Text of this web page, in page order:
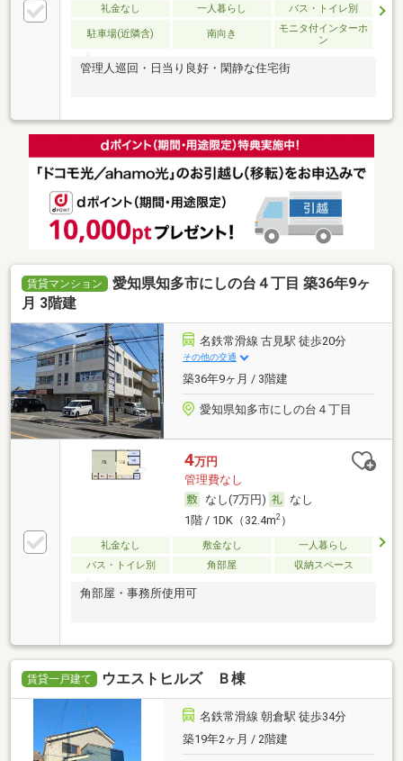
礼金なし 一人暮らし バス・トイレ別
駐車場(近隣含) 南向き
モニタ付インターホ
ン
管理人巡回・日当り良好・閑静な住宅街
賃貸マンション
愛知県知多市にしの台４丁目 築36年9ヶ
月 3階建
名鉄常滑線 古見駅 徒歩20分
その他の交通
築36年9ヶ月 / 3階建
愛知県知多市にしの台４丁目
4万円
管理費なし
なし(7万円)
なし
1階 / 1DK（32.4m2）
礼金なし 敷金なし
一人暮らし
バス・トイレ別
角部屋 収納スペース
角部屋・事務所使用可
賃貸一戸建て ウエストヒルズ Ｂ棟
名鉄常滑線 朝倉駅 徒歩34分
築19年2ヶ月 / 2階建